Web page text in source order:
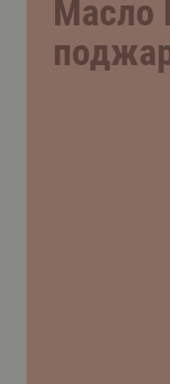
Масло